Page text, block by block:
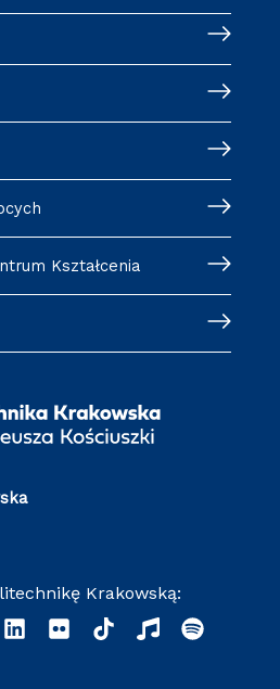
Kształcenia
Krakowską: